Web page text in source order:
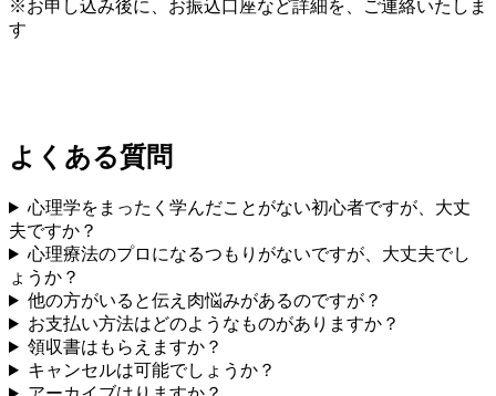
※お申し込み後に、お振込口座など詳細を、ご連絡いたしま
す
よくある質問
心理学をまったく学んだことがない初心者ですが、大丈
夫ですか？
心理療法のプロになるつもりがないですが、大丈夫でし
ょうか？
他の方がいると伝え肉悩みがあるのですが？
お支払い方法はどのようなものがありますか？
領収書はもらえますか？
キャンセルは可能でしょうか？